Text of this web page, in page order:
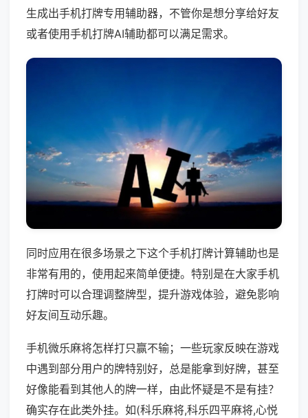
生成出手机打牌专用辅助器，不管你是想分享给好友
或者使用手机打牌AI辅助都可以满足需求。
同时应用在很多场景之下这个手机打牌计算辅助也是
非常有用的，使用起来简单便捷。特别是在大家手机
打牌时可以合理调整牌型，提升游戏体验，避免影响
好友间互动乐趣。
手机微乐麻将怎样打只赢不输；一些玩家反映在游戏
中遇到部分用户的牌特别好，总是能拿到好牌，甚至
好像能看到其他人的牌一样，由此怀疑是不是有挂？
确实存在此类外挂。如(科乐麻将,科乐四平麻将,心悦